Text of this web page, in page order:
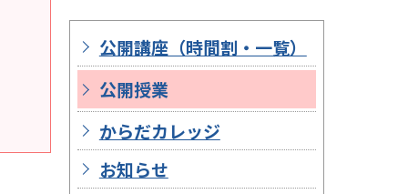
公開講座（時間割・一覧）
公開授業
からだカレッジ
お知らせ